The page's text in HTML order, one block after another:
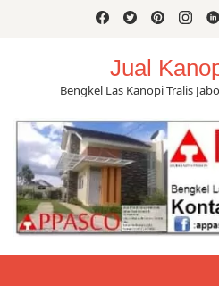
Jual
Bengkel Las Kanopi Tralis